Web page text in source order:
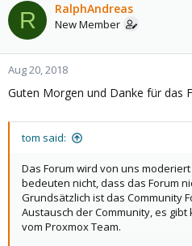
R RalphAndreas
New Member
Aug 20, 2018
Guten Morgen und Danke für das
tom said:
Das Forum wird von uns
bedeuten nicht, dass das Forum
Grundsätzlich ist das Community
Austausch der Community, es
vom Proxmox Team.